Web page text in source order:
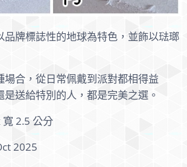
品牌標誌性的地球為特色，並飾以琺瑯
場合，從日常佩戴到派對都相得益
是送給特別的人，都是完美之選。
寬 2.5 公分
2025